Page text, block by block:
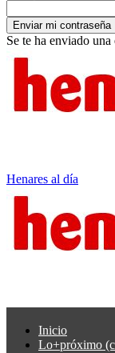
Se te ha enviado
Henares al día
Inicio
Lo+próximo